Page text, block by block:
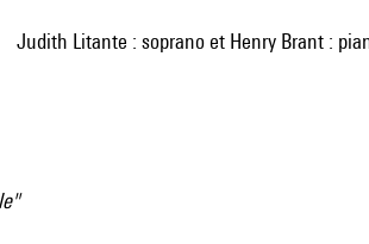
Judith Litante : soprano et Henry Brant :